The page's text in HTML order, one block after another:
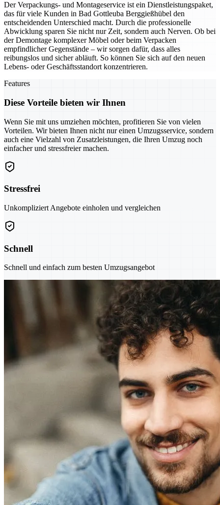
Der Verpackungs- und Montageservice ist ein Dienstleistungspaket,
das für viele Kunden in Bad Gottleuba Berggießhübel den
entscheidenden Unterschied macht. Durch die professionelle
Abwicklung sparen Sie nicht nur Zeit, sondern auch Nerven. Ob bei
der Demontage komplexer Möbel oder beim Verpacken
empfindlicher Gegenstände – wir sorgen dafür, dass alles
reibungslos und sicher abläuft. So können Sie sich auf den neuen
Lebens- oder Geschäftsstandort konzentrieren.
Features
Diese Vorteile bieten wir Ihnen
Wenn Sie mit uns umziehen möchten, profitieren Sie von vielen
Vorteilen. Wir bieten Ihnen nicht nur einen Umzugsservice, sondern
auch eine Vielzahl von Zusatzleistungen, die Ihren Umzug noch
einfacher und stressfreier machen.
Stressfrei
Unkompliziert Angebote einholen und vergleichen
Schnell
Schnell und einfach zum besten Umzugsangebot